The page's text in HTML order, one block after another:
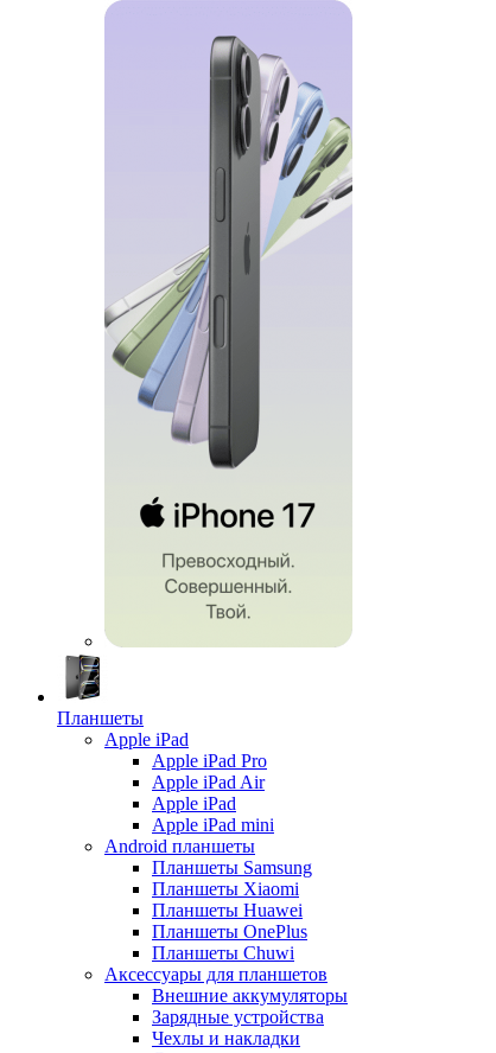
Планшеты
Apple iPad
Apple iPad Pro
Apple iPad Air
Apple iPad
Apple iPad mini
Android планшеты
Планшеты Samsung
Планшеты Xiaomi
Планшеты Huawei
Планшеты OnePlus
Планшеты Chuwi
Аксессуары для планшетов
Внешние аккумуляторы
Зарядные устройства
Чехлы и накладки